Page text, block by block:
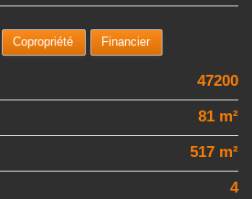
Copropriété Financier
47200
81 m²
517 m²
4